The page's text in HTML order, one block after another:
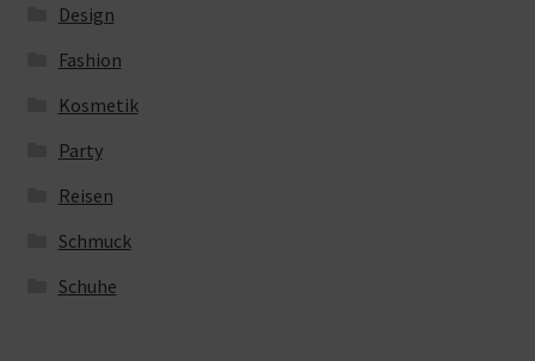
Design
Fashion
Kosmetik
Party
Reisen
Schmuck
Schuhe